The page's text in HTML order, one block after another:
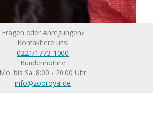
Fragen oder Anregungen?
Kontaktiere uns!
0221/1773-1000
Kundenhotline
Mo. bis Sa. 8:00 - 20:00 Uhr
info@zooroyal.de